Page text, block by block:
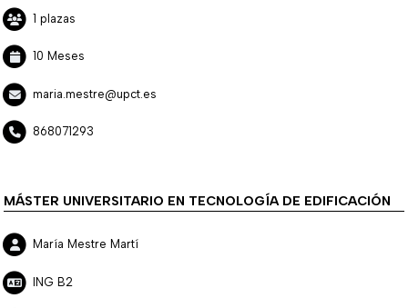
1 plazas
10 Meses
maria.mestre@upct.es
868071293
MÁSTER UNIVERSITARIO EN TECNOLOGÍA DE EDIFICACIÓN
María Mestre Martí
ING B2